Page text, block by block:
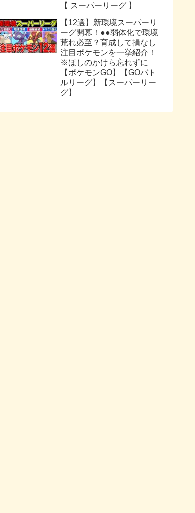
【 スーパーリーグ 】
【12選】新環境スーパーリ
ーグ開幕！●●弱体化で環境
荒れ必至？育成して損なし
注目ポケモンを一挙紹介！
※ほしのかけら忘れずに
【ポケモンGO】【GOバト
ルリーグ】【スーパーリー
グ】